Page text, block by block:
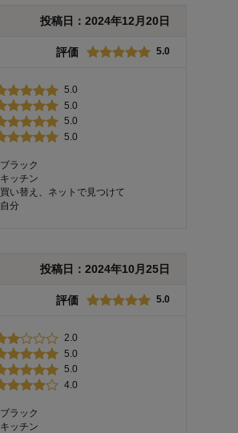
投稿日： 2024年12月20日
評価 5.0
5.0
5.0
5.0
5.0
ブラック
キッチン
買い替え、ネットで見つけて
自分
投稿日： 2024年10月25日
評価 5.0
2.0
5.0
5.0
4.0
ブラック
キッチン